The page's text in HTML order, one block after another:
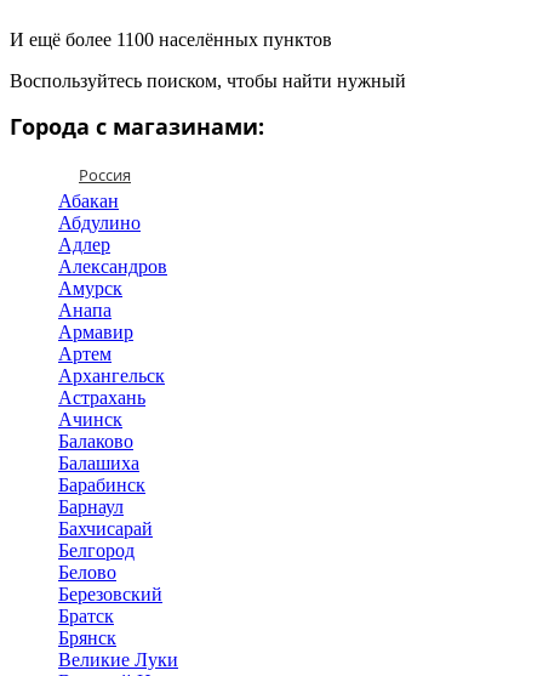
И ещё более 1100 населённых пунктов
Воспользуйтесь поиском, чтобы найти нужный
Города с магазинами:
Россия
Абакан
Абдулино
Адлер
Александров
Амурск
Анапа
Армавир
Артем
Архангельск
Астрахань
Ачинск
Балаково
Балашиха
Барабинск
Барнаул
Бахчисарай
Белгород
Белово
Березовский
Братск
Брянск
Великие Луки